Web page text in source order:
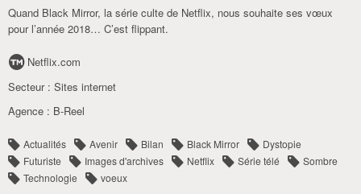
Quand Black Mirror, la série culte de Netflix, nous souhaite ses vœux
pour l’année 2018… C’est flippant.
Netflix.com
Secteur : Sites internet
Agence : B-Reel
Actualités Avenir Bilan Black Mirror
Dystopie
Futuriste
Images d'archives Netflix Série télé
Sombre
Technologie
voeux